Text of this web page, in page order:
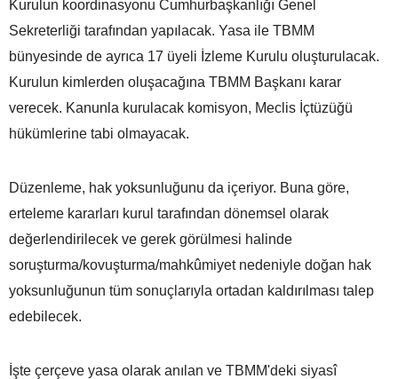
Kurulun koordinasyonu Cumhurbaşkanlığı Genel
Sekreterliği tarafından yapılacak. Yasa ile TBMM
bünyesinde de ayrıca 17 üyeli İzleme Kurulu oluşturulacak.
Kurulun kimlerden oluşacağına TBMM Başkanı karar
verecek. Kanunla kurulacak komisyon, Meclis İçtüzüğü
hükümlerine tabi olmayacak.
Düzenleme, hak yoksunluğunu da içeriyor. Buna göre,
erteleme kararları kurul tarafından dönemsel olarak
değerlendirilecek ve gerek görülmesi halinde
soruşturma/kovuşturma/mahkûmiyet nedeniyle doğan hak
yoksunluğunun tüm sonuçlarıyla ortadan kaldırılması talep
edebilecek.
İşte çerçeve yasa olarak anılan ve TBMM'deki siyasî